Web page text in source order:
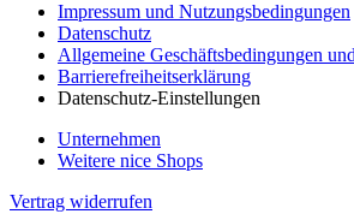
Impressum und Nutzungsbedingungen
Datenschutz
Allgemeine Geschäftsbedingungen
Barrierefreiheitserklärung
Datenschutz-Einstellungen
Unternehmen
Weitere nice Shops
Vertrag widerrufen